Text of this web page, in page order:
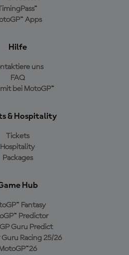
Apps
Hilfe
uns
FAQ
bei MotoGP™
& Hospitality
Tickets
Hospitality
Packages
Hub
Fantasy
Predictor
Guru Predict
Guru Racing 25/26
MotoGP™26